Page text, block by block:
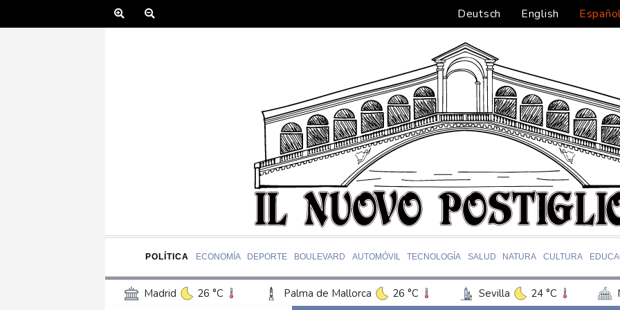
Deutsch English
POLÍTICA ECONOMÍA DEPORTE BOULEVARD AUTOMÓVIL TECNOLOGÍA SALUD NATURA CULTURA
Madrid 26 °C Palma de Mallorca 26 °C Sevilla 24 °C